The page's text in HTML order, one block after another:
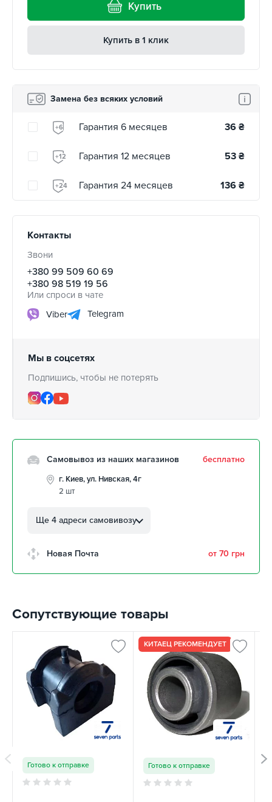
Купить
Купить в 1 клик
Замена без всяких условий
+6 Гарантия 6 месяцев 36 ₴
+12 Гарантия 12 месяцев 53 ₴
+24 Гарантия 24 месяцев 136 ₴
Контакты
Звони
+380 99 509 60 69
+380 98 519 19 56
Или спроси в чате
Viber
Telegram
Мы в соцсетях
Подпишись, чтобы не потерять
Самовывоз из наших магазинов бесплатно
г. Киев, ул. Нивская, 4г
2 шт
Автолюбителей, 8а
авторынок
г. Киев, ул. Остафия
забрать 11 августа
Ще 4 адреси самовивозу
Новая Почта от 70 грн
Сопутствующие товары
Готово к отправке
КИТАЕЦ РЕКОМЕНДУЕТ
Готово к отправке